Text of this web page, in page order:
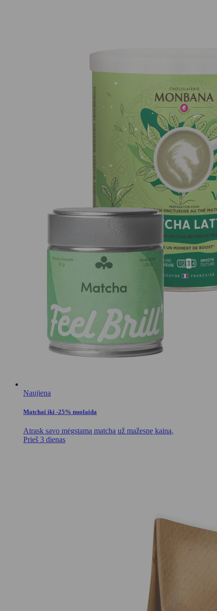
Naujiena
Matchai iki -25% nuolaida
Atrask savo mėgstamą matchą už mažesnę kainą.
Prieš 3 dienas